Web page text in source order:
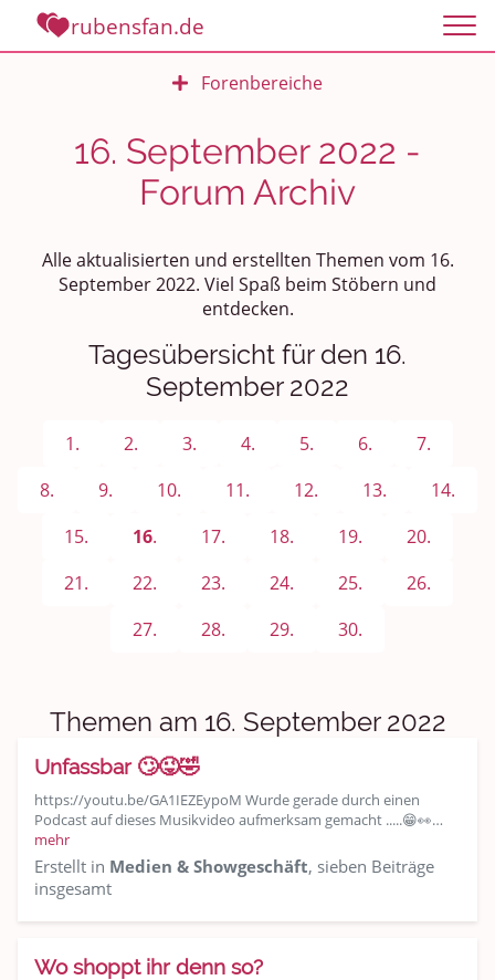
rubensfan.de
Forenbereiche
Rundum Leben
Politik und Weltgeschehen
Persönliches
Treffen und Stammtische
Ü100 Party - Fanecke
Gesundheit & Wellness
Sport & Freizeit
Shopping und Bekleidung
Anregungen und Support
Spiel, Spaß und Sinnlosigkeit
Gewicht reduzieren
16. September 2022 -
Forum Archiv
Alle aktualisierten und erstellten Themen vom 16.
September 2022. Viel Spaß beim Stöbern und
entdecken.
Tagesübersicht für den 16.
September 2022
1. 2. 3. 4. 5. 6.
7.
8.
9. 10. 11. 12. 13.
14.
15.
16. 17. 18. 19.
20.
21.
22. 23. 24. 25.
26.
27.
28. 29. 30.
Themen am 16. September 2022
Unfassbar 🙄😜🤣
https://youtu.be/GA1IEZEypoM Wurde gerade durch einen
Podcast auf dieses Musikvideo aufmerksam gemacht .....😁👀…
mehr
Erstellt in Medien & Showgeschäft, sieben Beiträge
insgesamt
Wo shoppt ihr denn so?